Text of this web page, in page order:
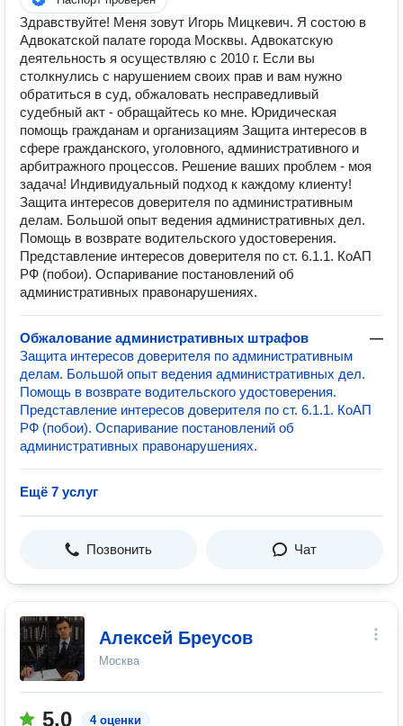
Здравствуйте! Меня зовут Игорь Мицкевич. Я состою в
Адвокатской палате города Москвы. Адвокатскую
деятельность я осуществляю с 2010 г. Если вы
столкнулись с нарушением своих прав и вам нужно
обратиться в суд, обжаловать несправедливый
судебный акт - обращайтесь ко мне. Юридическая
помощь гражданам и организациям Защита интересов в
сфере гражданского, уголовного, административного и
арбитражного процессов. Решение ваших проблем - моя
задача! Индивидуальный подход к каждому клиенту!
Защита интересов доверителя по административным
делам. Большой опыт ведения административных дел.
Помощь в возврате водительского удостоверения.
Представление интересов доверителя по ст. 6.1.1. КоАП
РФ (побои). Оспаривание постановлений об
административных правонарушениях.
Обжалование административных штрафов
—
Защита интересов доверителя по административным
делам. Большой опыт ведения административных дел.
Помощь в возврате водительского удостоверения.
Представление интересов доверителя по ст. 6.1.1. КоАП
РФ (побои). Оспаривание постановлений об
административных правонарушениях.
Ещё 7 услуг
Позвонить Чат
Алексей Бреусов
Москва
5.0 4 оценки